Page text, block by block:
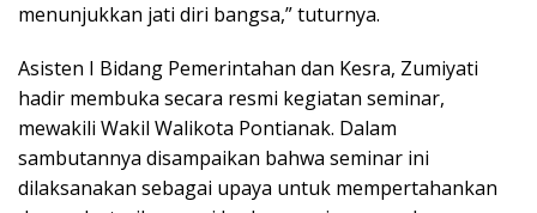
menunjukkan jati diri bangsa,” tuturnya.
Asisten I Bidang Pemerintahan dan Kesra, Zumiyati
hadir membuka secara resmi kegiatan seminar,
mewakili Wakil Walikota Pontianak. Dalam
sambutannya disampaikan bahwa seminar ini
dilaksanakan sebagai upaya untuk mempertahankan